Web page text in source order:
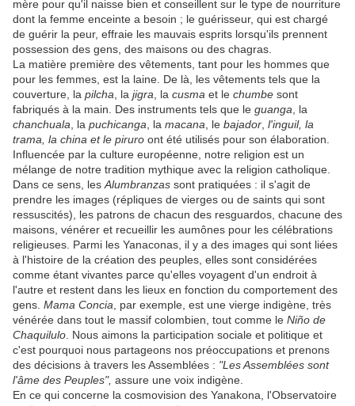
mère pour qu'il naisse bien et conseillent sur le type de nourriture
dont la femme enceinte a besoin ; le guérisseur, qui est chargé
de guérir la peur, effraie les mauvais esprits lorsqu'ils prennent
possession des gens, des maisons ou des chagras.
La matière première des vêtements, tant pour les hommes que
pour les femmes, est la laine. De là, les vêtements tels que la
couverture, la pilcha , la jigra , la cusma et le chumbe sont
fabriqués à la main. Des instruments tels que le guanga , la
chanchuala , la puchicanga , la macana , le bajador l'inguil, la
trama, la china et le piruro ont été utilisés pour son élaboration.
Influencée par la culture européenne, notre religion est un
mélange de notre tradition mythique avec la religion catholique.
Dans ce sens, les Alumbranzas sont pratiquées : il s'agit de
prendre les images (répliques de vierges ou de saints qui sont
ressuscités), les patrons de chacun des resguardos, chacune des
maisons, vénérer et recueillir les aumônes pour les célébrations
religieuses. Parmi les Yanaconas, il y a des images qui sont liées
à l'histoire de la création des peuples, elles sont considérées
comme étant vivantes parce qu'elles voyagent d'un endroit à
l'autre et restent dans les lieux en fonction du comportement des
gens. Mama Concia , par exemple, est une vierge indigène, très
vénérée dans tout le massif colombien, tout comme le Niño de
Chaquilulo . Nous aimons la participation sociale et politique et
c'est pourquoi nous partageons nos préoccupations et prenons
des décisions à travers les Assemblées : "Les Assemblées sont
l'âme des Peuples", assure une voix indigène.
En ce qui concerne la cosmovision des Yanakona, l'Observatoire